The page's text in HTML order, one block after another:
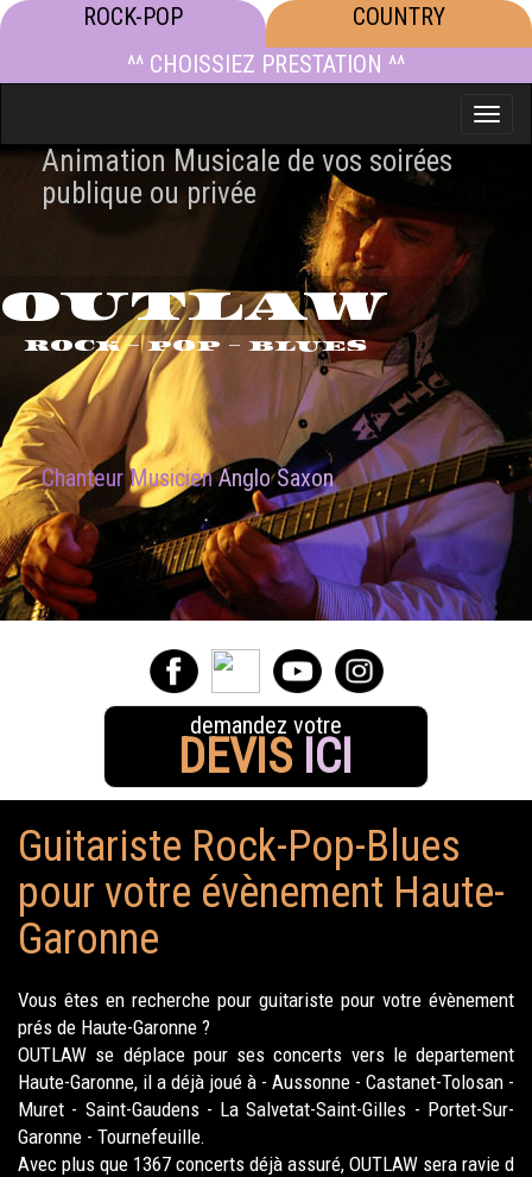
ROCK-POP
COUNTRY
^^ CHOISSIEZ PRESTATION ^^
Toggle
Animation Musicale de vos soirées
publique ou privée
OUTLAW
ROCK - POP - BLUES
Chanteur MusicienAnglo Saxon
demandez votre
DEVIS ICI
Guitariste Rock-Pop-Blues
pour votre évènement Haute-
Garonne
Vous êtes en recherche pour guitariste pour votre évènement
prés de Haute-Garonne ?
OUTLAW se déplace pour ses concerts vers le departement
Haute-Garonne, il a déjà joué à - Aussonne - Castanet-Tolosan -
Muret - Saint-Gaudens - La Salvetat-Saint-Gilles - Portet-Sur-
Garonne - Tournefeuille.
Avec plus que 1367 concerts déjà assuré, OUTLAW sera ravie d